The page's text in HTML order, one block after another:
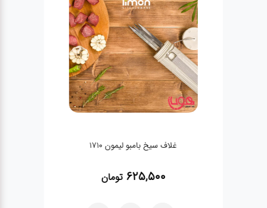
غلاف سیخ بامبو لیمون 1710
625,500 تومان